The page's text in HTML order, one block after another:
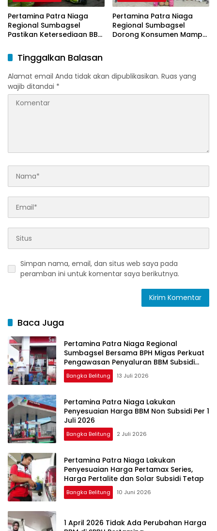
Pertamina Patra Niaga
Regional Sumbagsel
Pastikan Ketersediaan BBM
Ramadan dan Menjelang
Idulfitri
Pertamina Patra Niaga
Regional Sumbagsel
Dorong Konsumen Mampu
Tinggalkan Balasan
Alamat email Anda tidak akan dipublikasikan. Ruas yang
wajib ditandai *
Simpan nama, email, dan situs web saya pada
peramban ini untuk komentar saya berikutnya.
Baca Juga
Pertamina Patra Niaga Regional
Sumbagsel Bersama BPH Migas Perkuat
Pengawasan Penyaluran BBM Subsidi
bagi Nelayan melalui Aplikasi XSTAR
Bangka Belitung 13 Juli 2026
Pertamina Patra Niaga Lakukan
Penyesuaian Harga BBM Non Subsidi Per 1
Juli 2026
Bangka Belitung 2 Juli 2026
Pertamina Patra Niaga Lakukan
Penyesuaian Harga Pertamax Series,
Harga Pertalite dan Solar Subsidi Tetap
Bangka Belitung 10 Juni 2026
1 April 2026 Tidak Ada Perubahan Harga